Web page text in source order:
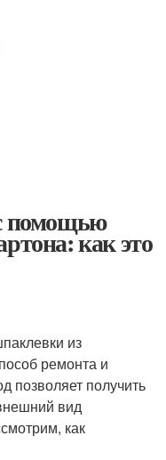
помощью
как это
из
ремонта и
позволяет получить
вид
как